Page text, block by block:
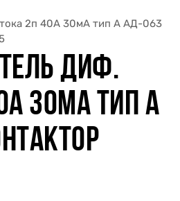
2п 40А 30мА тип A АД-063
ДИФ.
30МА ТИП A